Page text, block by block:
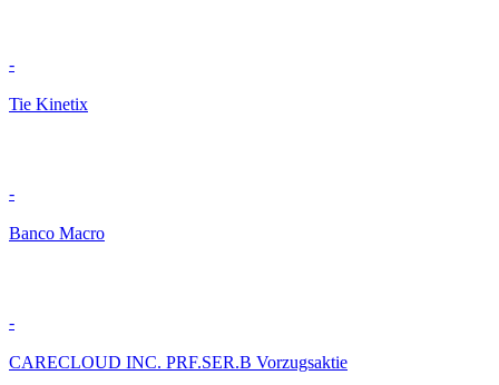
-
Tie Kinetix
-
Banco Macro
-
CARECLOUD INC. PRF.SER.B Vorzugsaktie